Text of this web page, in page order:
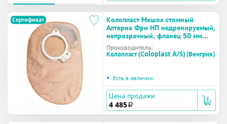
Сертификат
Колопласт Мешок стомный
Алтерна Фри НП недренируемый,
непрозрачный, фланец 50 мм
(17651) №30
Производитель:
Колопласт (Coloplast A/S) (Венгрия)
• Есть в наличии
Цена продажи
4 485 a